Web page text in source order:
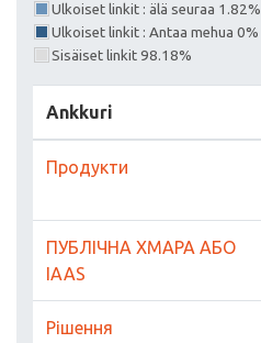
Ulkoiset linkit : älä seuraa 1.82%
Ulkoiset linkit : Antaa mehua 0%
Sisäiset linkit 98.18%
Ankkuri
Продукти
ПУБЛІЧНА ХМАРА АБО
IAAS
Рішення